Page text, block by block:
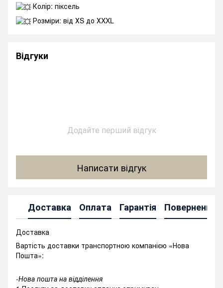
Колір: піксель
Розміри: від ХS до ХXXL
Відгуки
Додайте перший відгук
Написати відгук
Доставка Оплата Гарантія Повернення
Доставка
Вартість доставки транспортною компанією «Нова
Пошта»:
-Нова пошта на відділення